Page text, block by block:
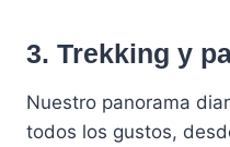
3. Trekking y
Nuestro panorama
todos los gustos,